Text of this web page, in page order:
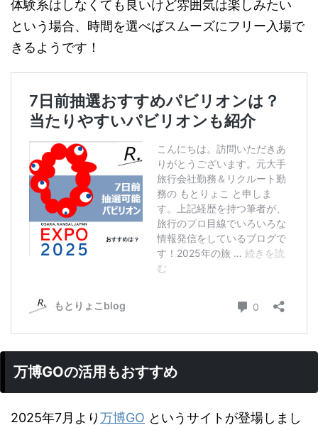
体験系はしなくても良いけど雰囲気は楽しみたい
という場合、時間を選べばスムーズにフリー入場で
きるようです！
万博GOの活用もおすすめ
2025年7月より万博GO というサイトが登場しまし